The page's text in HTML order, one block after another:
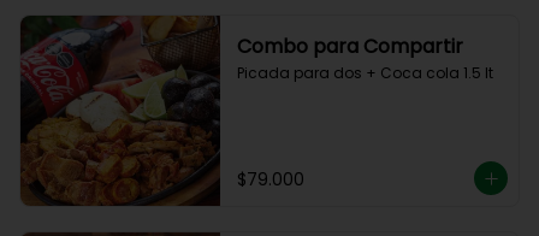
Combo para Compartir
Picada para dos + Coca cola 1.5 lt
$79.000